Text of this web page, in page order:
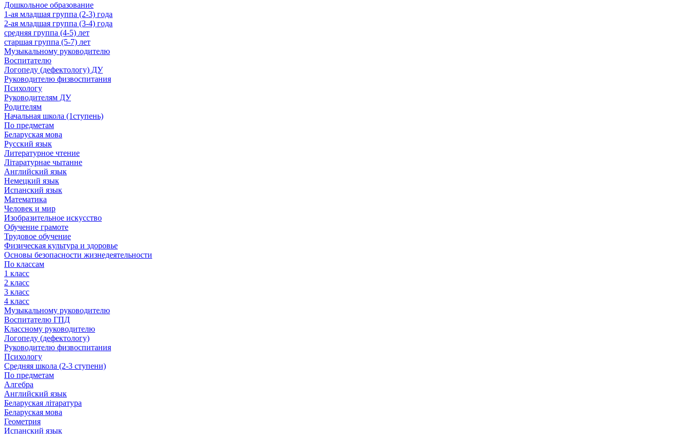
Дошкольное образование
1-ая младшая группа (2-3) года
2-ая младшая группа (3-4) года
средняя группа (4-5) лет
старшая группа (5-7) лет
Музыкальному руководителю
Воспитателю
Логопеду (дефектологу) ДУ
Руководителю физвоспитания
Психологу
Руководителям ДУ
Родителям
Начальная школа (1ступень)
По предметам
Беларуская мова
Русский язык
Литературное чтение
Літаратурнае чытанне
Английский язык
Немецкий язык
Испанский язык
Математика
Человек и мир
Изобразительное искусство
Обучение грамоте
Трудовое обучение
Физическая культура и здоровье
Основы безопасности жизнедеятельности
По классам
1 класс
2 класс
3 класс
4 класс
Музыкальному руководителю
Воспитателю ГПД
Классному руководителю
Логопеду (дефектологу)
Руководителю физвоспитания
Психологу
Средняя школа (2-3 ступени)
По предметам
Алгебра
Английский язык
Беларуская літаратура
Беларуская мова
Геометрия
Испанский язык